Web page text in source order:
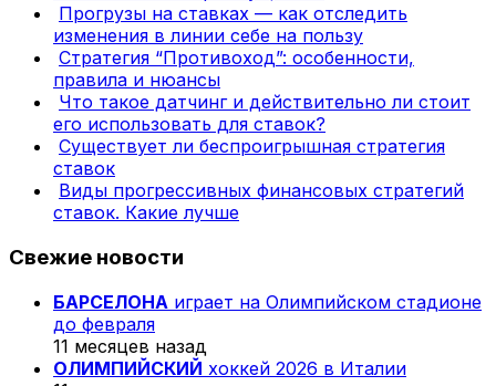
Прогрузы на ставках — как отследить
изменения в линии себе на пользу
Стратегия “Противоход”: особенности,
правила и нюансы
Что такое датчинг и действительно ли стоит
его использовать для ставок?
Существует ли беспроигрышная стратегия
ставок
Виды прогрессивных финансовых стратегий
ставок. Какие лучше
Свежие новости
БАРСЕЛОНА играет на Олимпийском стадионе
до февраля
11 месяцев назад
ОЛИМПИЙСКИЙ хоккей 2026 в Италии